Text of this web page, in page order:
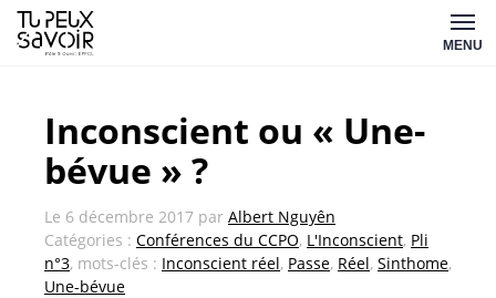
Aller
au
MENU
Inconscient ou « Une-
bévue » ?
Le 6 décembre 2017 par Albert Nguyên
Catégories : Conférences du CCPO, L'Inconscient, Pli
n°3, mots-clés : Inconscient réel, Passe, Réel, Sinthome,
Une-bévue